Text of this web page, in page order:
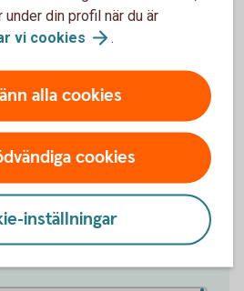
att börja spara. Även en
30 000 kr
din profil när du är
vi cookies .
alla cookies
cookies
inställningar